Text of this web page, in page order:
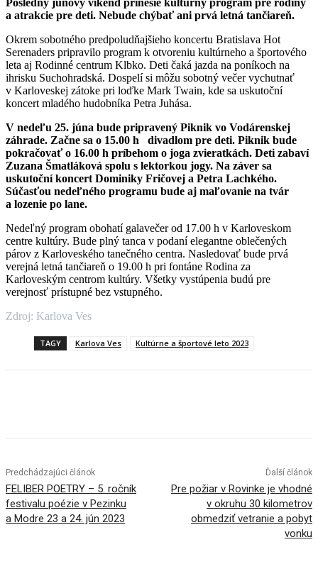
Posledný júnový víkend prinesie kultúrny program pre rodiny
a atrakcie pre deti. Nebude chýbať ani prvá letná tančiareň.
Okrem sobotného predpoludňajšieho koncertu Bratislava Hot
Serenaders pripravilo program k otvoreniu kultúrneho a športového
leta aj Rodinné centrum Klbko. Deti čaká jazda na poníkoch na
ihrisku Suchohradská. Dospelí si môžu sobotný večer vychutnať
v Karloveskej zátoke pri loďke Mark Twain, kde sa uskutoční
koncert mladého hudobníka Petra Juhása.
V nedeľu 25. júna bude pripravený Piknik vo Vodárenskej
záhrade. Začne sa o 15.00 h divadlom pre deti. Piknik bude
pokračovať o 16.00 h príbehom o joga zvieratkách. Deti zabaví
Zuzana Šmatláková spolu s lektorkou jogy. Na záver sa
uskutoční koncert Dominiky Fričovej a Petra Lachkého.
Súčasťou nedeľného programu bude aj maľovanie na tvár
a lozenie po lane.
Nedeľný program obohatí galavečer od 17.00 h v Karloveskom
centre kultúry. Bude plný tanca v podaní elegantne oblečených
párov z Karloveského tanečného centra. Nasledovať bude prvá
verejná letná tančiareň o 19.00 h pri fontáne Rodina za
Karloveským centrom kultúry. Všetky vystúpenia budú pre
verejnosť prístupné bez vstupného.
Zdroj: Karlova Ves
TAGY Karlova Ves Kultúrne a športové leto 2023
Predchádzajúci článok
FELIBER POETRY – 5. ročník
festivalu poézie v Pezinku
a Modre 23 a 24. jún 2023
Ďalší článok
Pre požiar v Rovinke je vhodné
v okruhu 30 kilometrov
obmedziť vetranie a pobyt
vonku